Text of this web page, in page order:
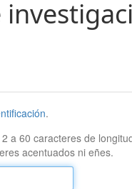
.
a 60 caracteres de
acentuados ni eñes.